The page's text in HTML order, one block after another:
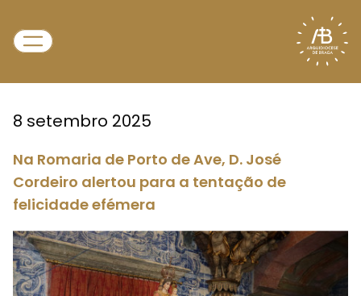
8 setembro 2025
Na Romaria de Porto de Ave, D. José
Cordeiro alertou para a tentação de
felicidade efémera